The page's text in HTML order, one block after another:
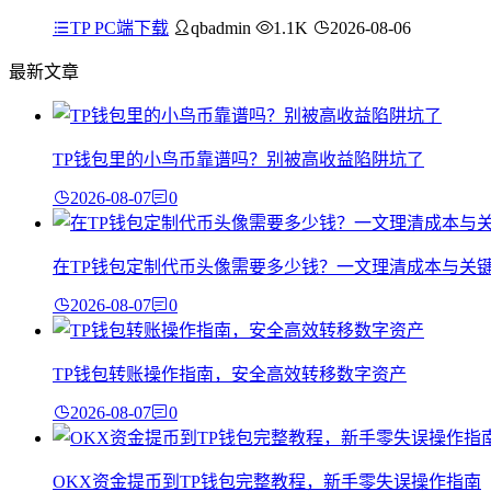
TP PC端下载 qbadmin 1.1K 2026-08-06
最新文章
TP钱包里的小鸟币靠谱吗？别被高收益陷阱坑了
2026-08-07 0
在TP钱包定制代币头像需要多少钱？一文理清成本与关
2026-08-07 0
TP钱包转账操作指南，安全高效转移数字资产
2026-08-07 0
OKX资金提币到TP钱包完整教程，新手零失误操作指南